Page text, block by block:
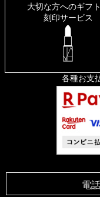
大切な方へのギフ
刻印サービス
各種お支
電